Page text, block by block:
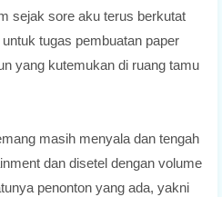
sejak sore aku terus berkutat
tugas pembuatan paper
yang kutemukan di ruang tamu
masih menyala dan tengah
dan disetel dengan volume
penonton yang ada, yakni